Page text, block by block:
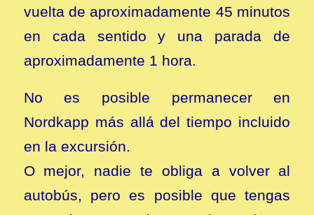
vuelta de aproximadamente 45 minutos
en cada sentido y una parada de
aproximadamente 1 hora.
No es posible permanecer en
Nordkapp más allá del tiempo incluido
en la excursión.
O mejor, nadie te obliga a volver al
autobús, pero es posible que tengas